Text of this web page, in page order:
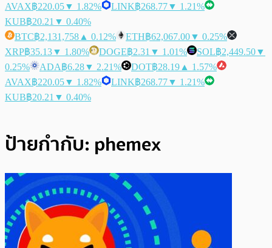
AVAX฿220.05▼ 1.82% LINK฿268.77▼ 1.21%
KUB฿20.21 ▼ 0.40%
BTC฿2,131,758 ▲ 0.12% ETH฿62,067.00▼ 0.25%
XRP฿35.13▼ 1.80% DOGE฿2.31 ▼ 1.01% SOL฿2,449.50▼
0.25%
ADA฿6.28▼ 2.21% DOT฿28.19 ▲ 1.57%
AVAX฿220.05▼ 1.82% LINK฿268.77▼ 1.21%
KUB฿20.21 ▼ 0.40%
ป้ายกำกับ: phemex